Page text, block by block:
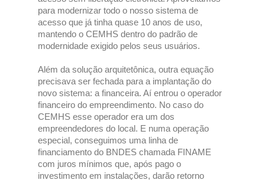
para modernizar todo o nosso sistema de
acesso que já tinha quase 10 anos de uso,
mantendo o CEMHS dentro do padrão de
modernidade exigido pelos seus usuários.
Além da solução arquitetônica, outra equação
precisava ser fechada para a implantação do
novo sistema: a financeira. Aí entrou o operador
financeiro do empreendimento. No caso do
CEMHS esse operador era um dos
empreendedores do local. E numa operação
especial, conseguimos uma linha de
financiamento do BNDES chamada FINAME
com juros mínimos que, após pago o
investimento em instalações, darão retorno